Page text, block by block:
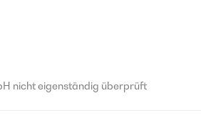
nicht eigenständig überprüft